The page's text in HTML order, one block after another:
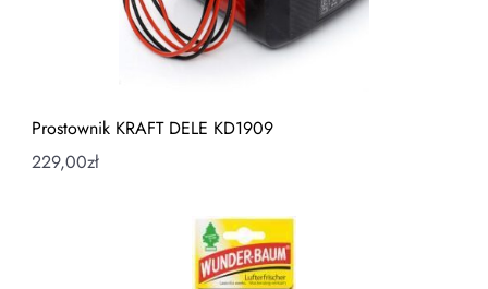
Prostownik KRAFT DELE KD1909
229,00zł